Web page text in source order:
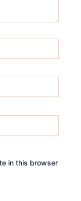
in this browser